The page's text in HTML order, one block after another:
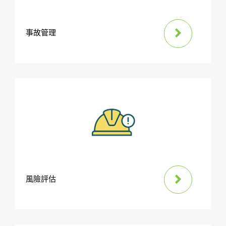
事故管理
風險評估